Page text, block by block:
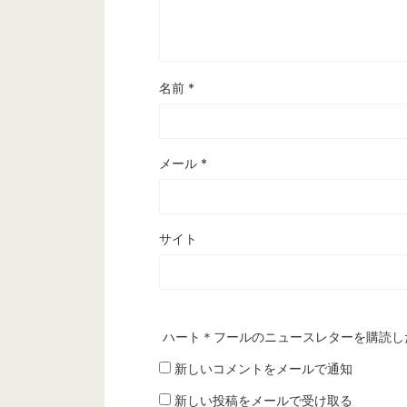
名前 *
メール *
サイト
ハート＊フールのニュースレターを購読
新しいコメントをメールで通知
新しい投稿をメールで受け取る